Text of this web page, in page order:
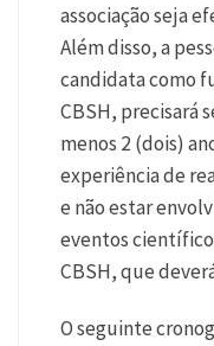
associação seja
Além disso, a
candidata como
CBSH, precisará
menos 2 (dois)
experiência de
e não estar
eventos
CBSH, que
O seguinte